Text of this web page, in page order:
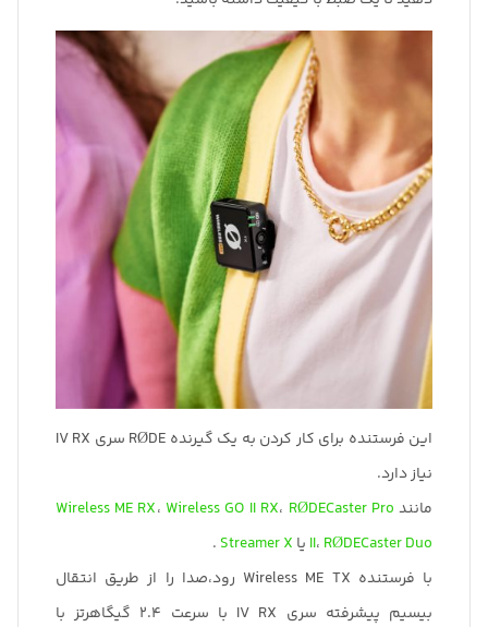
این فرستنده برای کار کردن به یک گیرنده RØDE سری IV RX
نیاز دارد.
مانند
Wireless ME RX، Wireless GO II RX، RØDECaster Pro
II، RØDECaster Duo یا
.
با فرستنده Wireless ME TX رود،صدا را از طریق انتقال
بیسیم پیشرفته سری IV RX با سرعت 2.4 گیگاهرتز با